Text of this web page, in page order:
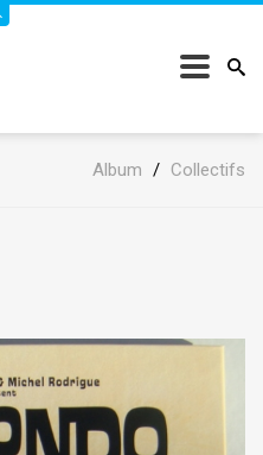
Album / Collectifs